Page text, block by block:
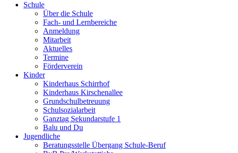
Schule
Über die Schule
Fach- und Lernbereiche
Anmeldung
Mitarbeit
Aktuelles
Termine
Förderverein
Kinder
Kinderhaus Schirrhof
Kinderhaus Kirschenallee
Grundschulbetreuung
Schulsozialarbeit
Ganztag Sekundarstufe 1
Balu und Du
Jugendliche
Beratungsstelle Übergang Schule-Beruf